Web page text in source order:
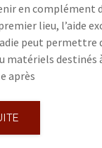
en complément
lieu, l’aide
peut permettre
matériels destinés
après